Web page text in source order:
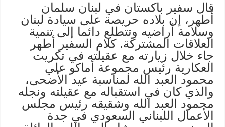
قال سفير باكستان في لبنان سلمان
أطهر، إن بلاده حريصة على سيادة لبنان
وسلامة أراضيه وتتطلع دائما إلى تنمية
العلاقات المشتركة. كلام السفير أطهر
جاء خلال زيارته مع عقيلته في تكريت
العكارية رئيس مجموعة أماكو علي
محمود العبد الله لمناسبة عيد الأضحى،
والذي كان في استقباله مع عقيلته ونجله
محمود العبد الله وشقيقه رئيس مجلس
الأعمال اللبناني السعودي في جدة